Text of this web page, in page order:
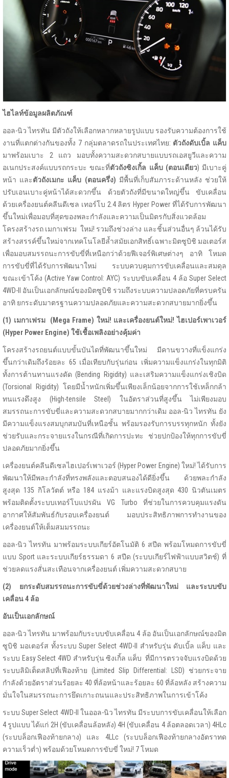
ไฮไลท์ข้อมูลผลิตภัณฑ์
ออล-นิว ไทรทัน มีตัวถังให้เลือกหลากหลายรูปแบบ รองรับความต้องการใช้
งานที่แตกต่างกันของทั้ง 7 กลุ่มตลาดรถในประเทศไทย: ตัวถังดับเบิ้ล แค็บ
มาพร้อมเบาะ 2 แถว มอบทั้งความสะดวกสบายแบบรถเอสยูวีและความ
อเนกประสงค์แบบรถกระบะ ขณะที่ตัวถังซิงเกิ้ล แค็บ (ตอนเดียว) มีเบาะคู่
หน้า และตัวถังเมกะ แค็บ (ตอนครึ่ง) มีพื้นที่เก็บสัมภาระด้านหลัง ช่วยให้
ปรับเอนเบาะคู่หน้าได้สะดวกขึ้น ด้วยตัวถังที่มีขนาดใหญ่ขึ้น ขับเคลื่อน
ด้วยเครื่องยนต์คลีนดีเซล เทอร์โบ 2.4 ลิตร Hyper Power ที่ได้รับการพัฒนา
ขึ้นใหม่เพื่อมอบที่สุดของพละกำลังและความเป็นมิตรกับสิ่งแวดล้อม
โครงสร้างรถ เมกาเฟรม ใหม่! รวมถึงช่วงล่าง และชิ้นส่วนอื่นๆ ล้วนได้รับ
สร้างสรรค์ขึ้นใหม่จากเทคโนโลยีล้ำสมัยเอกสิทธิ์เฉพาะมิตซูบิชิ มอเตอร์ส
เพื่อมอบสมรรถนะการขับขี่ที่เหนือกว่าด้วยฟีเจอร์พิเศษต่างๆ อาทิ โหมด
การขับขี่ที่ได้รับการพัฒนาใหม่ ระบบควบคุมการขับเคลื่อนและสมดุล
ขณะเข้าโค้ง (Active Yaw Control: AYC) ระบบขับเคลื่อน 4 ล้อ Super Select
4WD-II อันเป็นเอกลักษณ์ของมิตซูบิชิ รวมถึงระบบความปลอดภัยที่ครบครัน
อาทิ ยกระดับมาตรฐานความปลอดภัยและความสะดวกสบายมากยิ่งขึ้น
(1) เมกาเฟรม
(Mega Frame) ใหม่! และเครื่องยนต์ใหม่! ไฮเปอร์เพาเวอร์
(Hyper Power Engine) ใช้เชื้อเพลิงอย่างคุ้มค่า
โครงสร้างรถยนต์แบบขั้นบันไดที่พัฒนาขึ้นใหม่ มีคานขวางที่แข็งแกร่ง
ขึ้นกว่าเดิมถึงร้อยละ 65 เมื่อเทียบกับรุ่นก่อน เพิ่มความแข็งแกร่งในทุกมิติ
ทั้งการต้านทานแรงดัด (Bending Rigidity) และเสริมความแข็งแกร่งเชิงบิด
(Torsional Rigidity) โดยมีน้ำหนักเพิ่มขึ้นเพียงเล็กน้อยจากการใช้เหล็กกล้า
ทนแรงดึงสูง (High-tensile Steel) ในอัตราส่วนที่สูงขึ้น ไม่เพียงมอบ
สมรรถนะการขับขี่และความสะดวกสบายมากกว่าเดิม ออล-นิว ไทรทัน ยัง
มีความแข็งแรงสมบุกสมบันที่เหนือชั้น พร้อมรองรับการบรรทุกหนัก ทั้งยัง
ช่วยรับและกระจายแรงในกรณีที่เกิดการปะทะ ช่วยปกป้องให้ทุกการขับขี่
ปลอดภัยมากยิ่งขึ้น
เครื่องยนต์คลีนดีเซลไฮเปอร์เพาเวอร์ (Hyper Power Engine) ใหม่! ได้รับการ
พัฒนาให้มีพละกำลังที่ทรงพลังและตอบสนองได้ดียิ่งขึ้น ด้วยพละกำลัง
สูงสุด 135 กิโลวัตต์ หรือ 184 แรงม้า และแรงบิดสูงสุด 430 นิวตันเมตร
พร้อมติดตั้งระบบเทอร์โบแปรผัน VG Turbo ที่ช่วยในการควบคุมแรงดัน
อากาศให้สัมพันธ์กับรอบเครื่องยนต์ มอบประสิทธิภาพการทำงานของ
เครื่องยนต์ให้เต็มสมมรรถนะ
ออล-นิว ไทรทัน มาพร้อมระบบเกียร์อัตโนมัติ 6 สปีด พร้อมโหมดการขับขี่
แบบ Sport และระบบเกียร์ธรรมดา 6 สปีด (ระบบเกียร์ไฟฟ้าแบบสวิตช์) ที่
ช่วยลดแรงสั่นสะเทือนจากเครื่องยนต์ เพิ่มความสะดวกสบาย
(2) ยกระดับสมรรถนะการขับขี่ด้วยช่วงล่างที่พัฒนาใหม่ และระบบขับ
เคลื่อน 4 ล้อ
อันเป็นเอกลักษณ์
ออล-นิว ไทรทัน มาพร้อมกับระบบขับเคลื่อน 4 ล้อ อันเป็นเอกลักษณ์ของมิต
ซูบิชิ มอเตอร์ส ทั้งระบบ Super Select 4WD-II สำหรับรุ่น ดับเบิ้ล แค็บ และ
ระบบ Easy Select 4WD สำหรับรุ่น ซิงเกิ้ล แค็บ ที่มีการตรวจจับแรงบิดด้วย
ระบบลิมิเต็ดสลิปที่เฟืองท้าย (Limited Slip Differential: LSD) ช่วยกระจาย
กำลังด้วยอัตราส่วนร้อยละ 40 ที่ล้อหน้าและร้อยละ 60 ที่ล้อหลัง สร้างความ
มั่นใจในสมรรถนะการยึดเกาะถนนและประสิทธิภาพในการเข้าโค้ง
ระบบ Super Select 4WD-II ในออล-นิว ไทรทัน มีระบบการขับเคลื่อนให้เลือก
4 รูปแบบ ได้แก่ 2H (ขับเคลื่อนล้อหลัง) 4H (ขับเคลื่อน 4 ล้อตลอดเวลา) 4HLc
(ระบบล็อกเฟืองท้ายกลาง) และ 4LLc (ระบบล็อกเฟืองท้ายกลางอัตราทด
ความเร็วต่ำ) พร้อมด้วยโหมดการขับขี่ ใหม่! 7 โหมด